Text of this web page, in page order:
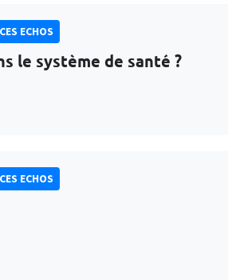
ECHOS
le système de santé ?
ECHOS